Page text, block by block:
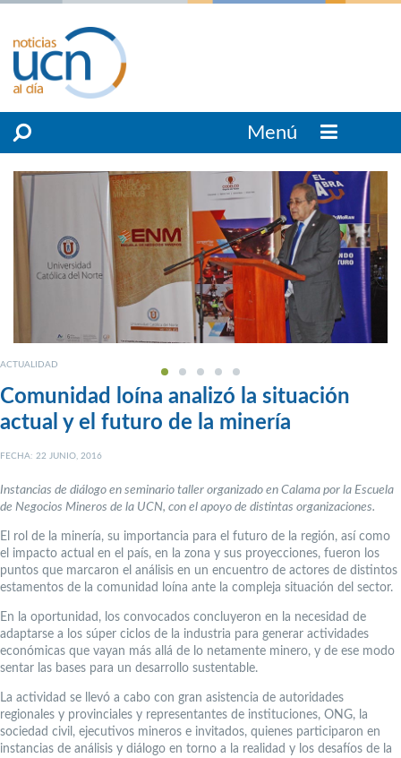
Menú
ACTUALIDAD
Comunidad loína analizó la situación
actual y el futuro de la minería
FECHA: 22 JUNIO, 2016
Instancias de diálogo en seminario taller organizado en Calama por la Escuela
de Negocios Mineros de la UCN, con el apoyo de distintas organizaciones.
El rol de la minería, su importancia para el futuro de la región, así como
el impacto actual en el país, en la zona y sus proyecciones, fueron los
puntos que marcaron el análisis en un encuentro de actores de distintos
estamentos de la comunidad loína ante la compleja situación del sector.
En la oportunidad, los convocados concluyeron en la necesidad de
adaptarse a los súper ciclos de la industria para generar actividades
económicas que vayan más allá de lo netamente minero, y de ese modo
sentar las bases para un desarrollo sustentable.
La actividad se llevó a cabo con gran asistencia de autoridades
regionales y provinciales y representantes de instituciones, ONG, la
sociedad civil, ejecutivos mineros e invitados, quienes participaron en
instancias de análisis y diálogo en torno a la realidad y los desafíos de la